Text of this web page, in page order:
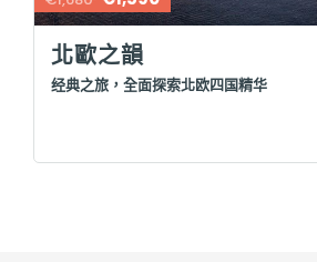
北歐之韻
经典之旅，全面探索北欧四国精华